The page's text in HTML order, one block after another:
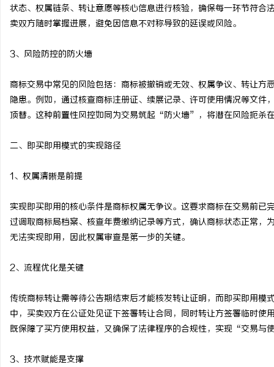
状态、权属链条、转让意愿等核心信息进行核验，确保每一环节符
卖双方随时掌握进展，避免因信息不对称导致的延误或风险。
3、风险防控的防火墙
商标交易中常见的风险包括：商标被撤销或无效、权属争议、转让
隐患。例如，通过核查商标注册证、续展记录、许可使用情况等文
顶替。这种前置性风控如同为交易筑起“防火墙”，将潜在风险扼杀
二、即买即用模式的实现路径
1、权属清晰是前提
实现即买即用的核心条件是商标权属无争议。这要求商标在交易前
过调取商标局档案、核查年费缴纳记录等方式，确认商标状态正常
无法实现即用，因此权属审查是第一步的关键。
2、流程优化是关键
传统商标转让需等待公告期结束后才能核发转让证明，而即买即用
中，买卖双方在公证处见证下签署转让合同，同时转让方签署临时
既保障了买方使用权益，又确保了法律程序的合规性，实现“交易与
3、技术赋能是支撑
焕新登场